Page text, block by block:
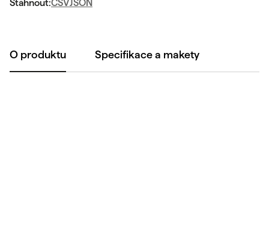
Stáhnout:CSVJSON
O produktu Specifikace a makety